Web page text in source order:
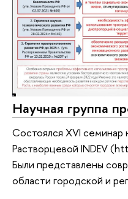
Научная группа
Состоялся XVI семинар
Растворцевой INDEV
Были представлены
области городской и